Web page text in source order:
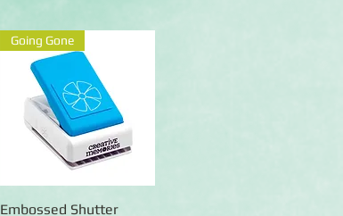
Schnellansicht
Going Gone
Embossed Shutter